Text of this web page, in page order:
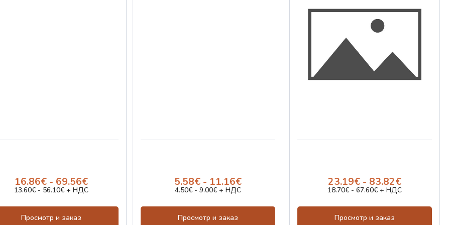
16.86€ - 69.56€
13.60€ - 56.10€ + НДС
Просмотр и заказ
5.58€ - 11.16€
4.50€ - 9.00€ + НДС
Просмотр и заказ
23.19€ - 83.82€
18.70€ - 67.60€ + НДС
Просмотр и заказ